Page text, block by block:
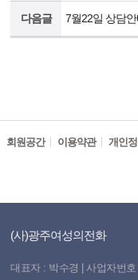
다음글 7월22일 상담안
회원공간 이용약관 개인
(사)광주여성의전화
대표자 : 박수경 | 사업자번호